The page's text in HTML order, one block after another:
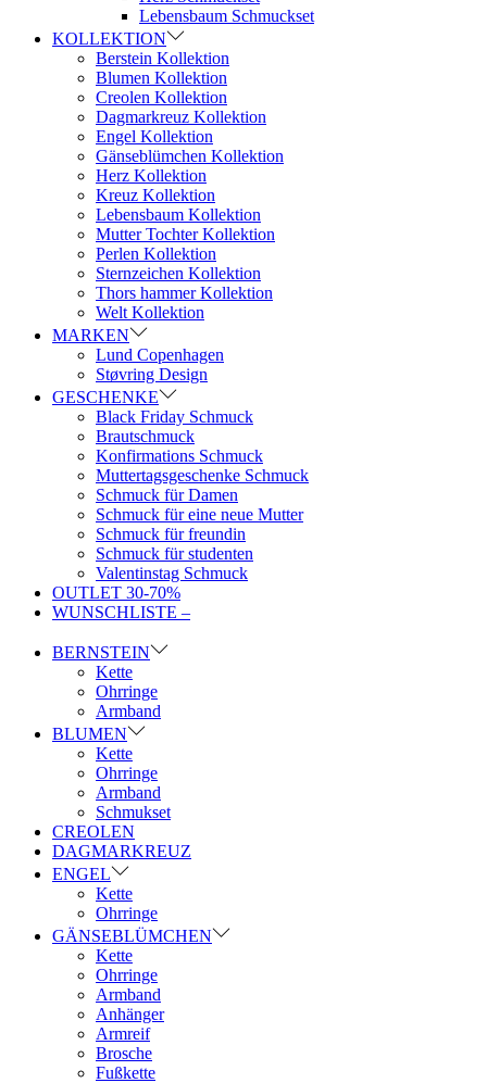
Lebensbaum Schmuckset
KOLLEKTION
Berstein Kollektion
Blumen Kollektion
Creolen Kollektion
Dagmarkreuz Kollektion
Engel Kollektion
Gänseblümchen Kollektion
Herz Kollektion
Kreuz Kollektion
Lebensbaum Kollektion
Mutter Tochter Kollektion
Perlen Kollektion
Sternzeichen Kollektion
Thors hammer Kollektion
Welt Kollektion
MARKEN
Lund Copenhagen
Støvring Design
GESCHENKE
Black Friday Schmuck
Brautschmuck
Konfirmations Schmuck
Muttertagsgeschenke Schmuck
Schmuck für Damen
Schmuck für eine neue Mutter
Schmuck für freundin
Schmuck für studenten
Valentinstag Schmuck
OUTLET 30-70%
WUNSCHLISTE –
BERNSTEIN
Kette
Ohrringe
Armband
BLUMEN
Kette
Ohrringe
Armband
Schmukset
CREOLEN
DAGMARKREUZ
ENGEL
Kette
Ohrringe
GÄNSEBLÜMCHEN
Kette
Ohrringe
Armband
Anhänger
Armreif
Brosche
Fußkette